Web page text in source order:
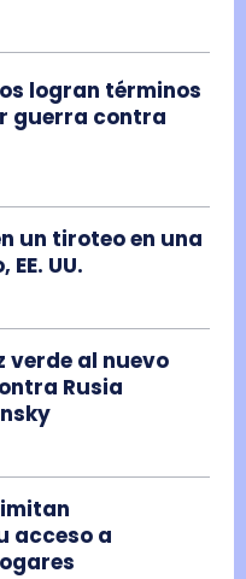
logran términos
guerra contra
un tiroteo en una
UU.
verde al nuevo
Rusia
acceso a